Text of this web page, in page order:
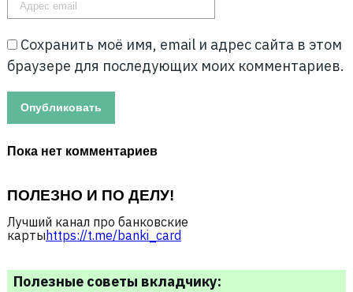
Сохранить моё имя, email и адрес сайта в этом
браузере для последующих моих комментариев.
Пока нет комментариев
ПОЛЕЗНО И ПО ДЕЛУ!
Лучший канал про банковские
карты https://t.me/banki_card
Полезные советы вкладчику: